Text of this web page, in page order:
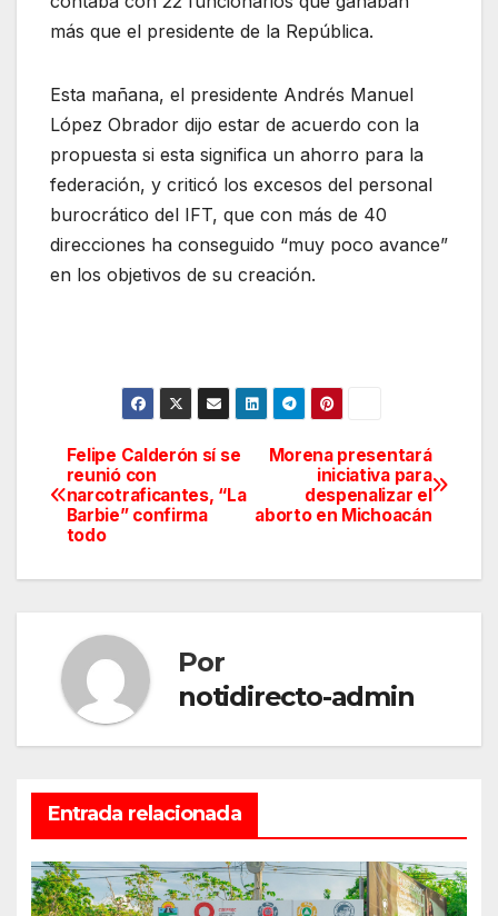
más que el presidente de la República.
Esta mañana, el presidente Andrés Manuel
López Obrador dijo estar de acuerdo con la
propuesta si esta significa un ahorro para la
federación, y criticó los excesos del personal
burocrático del IFT, que con más de 40
direcciones ha conseguido “muy poco avance”
en los objetivos de su creación.
Navegación
de
Morena presentará
iniciativa para
despenalizar el
aborto en Michoacán
Felipe Calderón sí se
reunió con
narcotraficantes, “La
Barbie” confirma
todo
Por
notidirecto-admin
Entrada relacionada